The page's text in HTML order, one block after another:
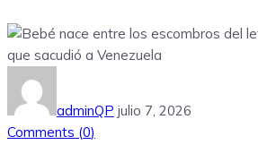
adminQP julio 7, 2026
Comments (0)